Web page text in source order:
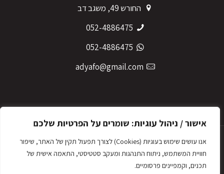
אישור / ניהול עוגיות: שומרים על הפרטיות שלכם
אנו עושים שימוש בעוגיות (Cookies) לצורך תפעול תקין של האתר, שיפור
חוויית המשתמש, ניתוח התנהגות ומעקב סטטיסטי, התאמה אישית של
תכנים, וקמפיינים פרסומיים.
החורש 49, משגב דב
052-4886475
052-4886475
adyafo@gmail.com